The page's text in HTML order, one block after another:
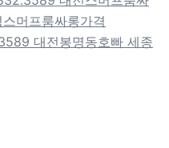
머프룸싸롱가격
대전봉명동호빠 세종